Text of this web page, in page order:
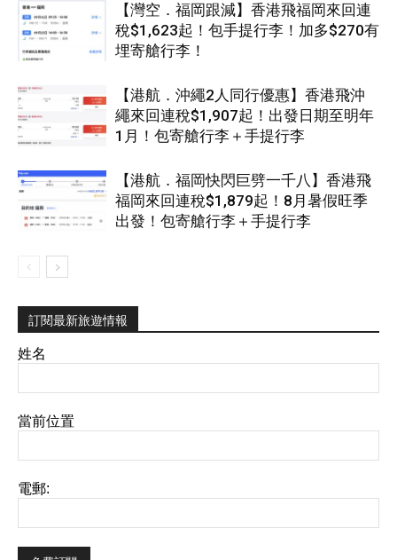
【灣空．福岡跟減】香港飛福岡來回連
稅$1,623起！包手提行李！加多$270有
埋寄艙行李！
【港航．沖繩2人同行優惠】香港飛沖
繩來回連稅$1,907起！出發日期至明年
1月！包寄艙行李＋手提行李
【港航．福岡快閃巨劈一千八】香港飛
福岡來回連稅$1,879起！8月暑假旺季
出發！包寄艙行李＋手提行李
訂閱最新旅遊情報
姓名
當前位置
電郵: